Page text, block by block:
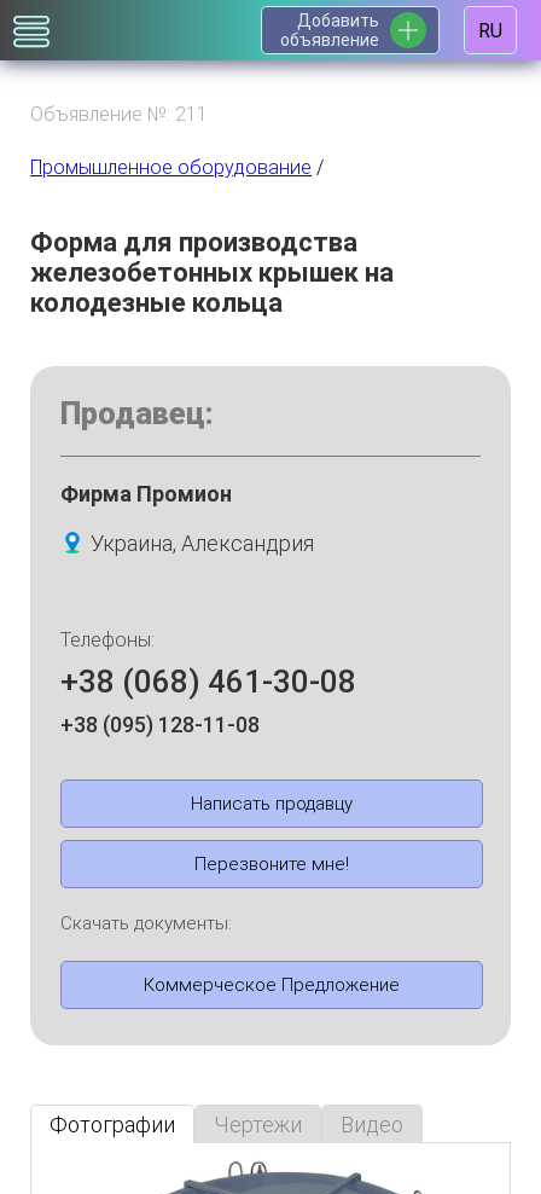
Добавить
объявление
RU
Объявление №: 211
Промышленное оборудование /
Форма для производства
железобетонных крышек на
колодезные кольца
Продавец:
Фирма Промион
Украина, Александрия
Телефоны:
+38 (068) 461-30-08
+38 (095) 128-11-08
Написать продавцу
Перезвоните мне!
Скачать документы:
Коммерческое Предложение
Фотографии Чертежи Видео